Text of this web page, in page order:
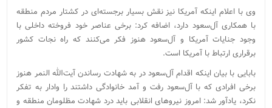
وی با اعلام اینکه آمریکا نیز نقش بسیار برجسته‌ای در کشتار مردم منطقه
با همکاری آل‌سعود دارد، اضافه کرد: برخی عناصر خود فروخته داخلی با
وجود جنایات آمریکا و آل‌سعود هنوز فکر می‌کنند که راه نجات کشور
برقراری ارتباط با آمریکا است.
بابایی با بیان اینکه اقدام آل‌سعود در به شهادت رساندن آیت‌الله النمر هنوز
برخی افرادی که با آل‌سعود رفت و آمد خانوادگی داشتند را وادار به تفکر
نکرد، یادآور شد: امروز نیروهای انقلابی باید درد شهادت مظلومان منطقه و